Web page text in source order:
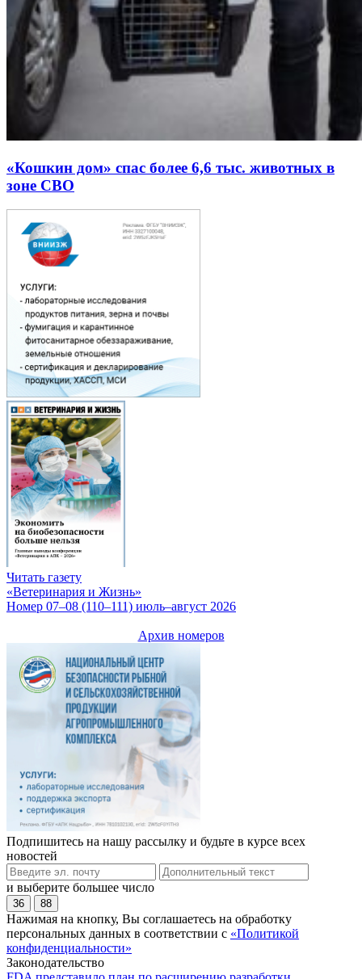
«Кошкин дом» спас более 6,6 тыс. животных в
зоне СВО
Читать газету
«Ветеринария и Жизнь»
Номер 07–08 (110–111) июль–август 2026
Архив номеров
Подпишитесь на нашу рассылку и будьте в курсе всех
новостей
и выберите большее число
36 88
Нажимая на кнопку, Вы соглашаетесь на обработку
персональных данных в соответствии с «Политикой
конфиденциальности»
Законодательство